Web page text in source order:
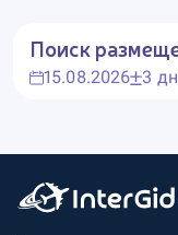
Поиск
15.08.2026 3